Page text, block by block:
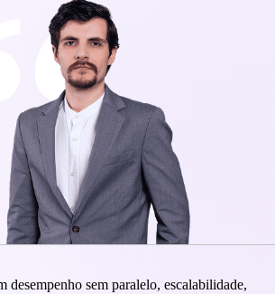
desempenho sem paralelo, escalabilidade,